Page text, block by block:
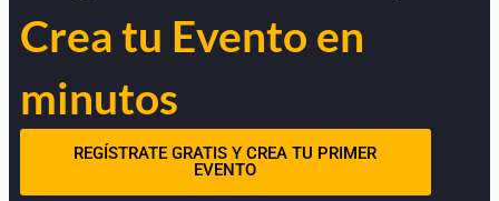
Crea tu Evento en
minutos
REGÍSTRATE GRATIS Y CREA TU PRIMER
EVENTO